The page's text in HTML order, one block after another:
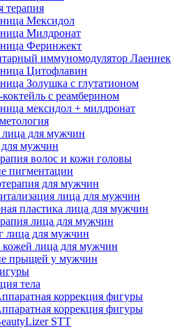
терапия
Мексидол
Милдронат
Феринжект
иммуномодулятор Лаеннек
Цитофлавин
Золушка с глутатионом
коктейль с реамберином
мексидол + милдронат
лица для мужчин
для мужчин
волос и кожи головы
пигментации
для мужчин
лица для мужчин
пластика лица для мужчин
лица для мужчин
лица для мужчин
кожей лица для мужчин
прыщей у мужчин
тела
коррекция фигуры
коррекция фигуры
STT